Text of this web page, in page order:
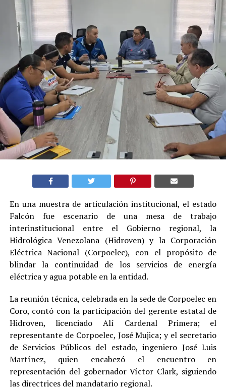
En una muestra de articulación institucional, el estado
Falcón fue escenario de una mesa de trabajo
interinstitucional entre el Gobierno regional, la
Hidrológica Venezolana (Hidroven) y la Corporación
Eléctrica Nacional (Corpoelec), con el propósito de
blindar la continuidad de los servicios de energía
eléctrica y agua potable en la entidad.
La reunión técnica, celebrada en la sede de Corpoelec en
Coro, contó con la participación del gerente estatal de
Hidroven, licenciado Alí Cardenal Primera; el
representante de Corpoelec, José Mujica; y el secretario
de Servicios Públicos del estado, ingeniero José Luis
Martínez, quien encabezó el encuentro en
representación del gobernador Víctor Clark, siguiendo
las directrices del mandatario regional.